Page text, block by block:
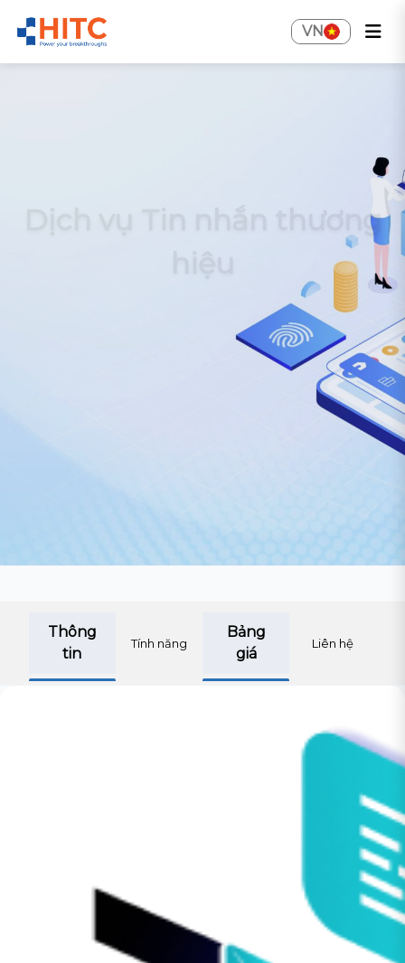
VN
Dịch vụ Tin nhắn thương
Thông
tin
Tính năng
Bảng
giá
Liên hệ